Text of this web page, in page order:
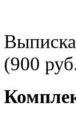
(900